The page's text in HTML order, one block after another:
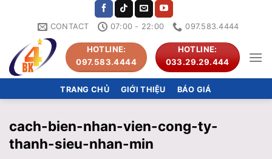
CONTACT 07:00 - 22:00 097.583.4444
HOTLINE:
097.583.4444
HOTLINE:
033.29.29.444
TRANG CHỦ GIỚI THIỆU BÁO GIÁ
cach-bien-nhan-vien-cong-ty-
thanh-sieu-nhan-min